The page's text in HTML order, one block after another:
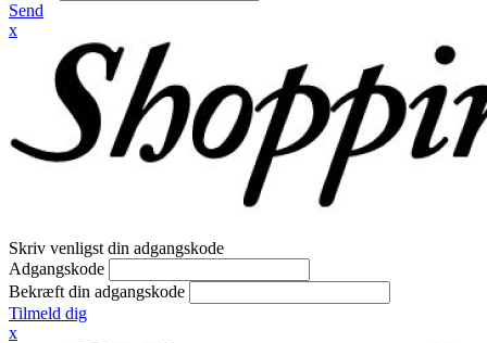
Send
x
Skriv venligst din adgangskode
Adgangskode
Bekræft din adgangskode
Tilmeld dig
x